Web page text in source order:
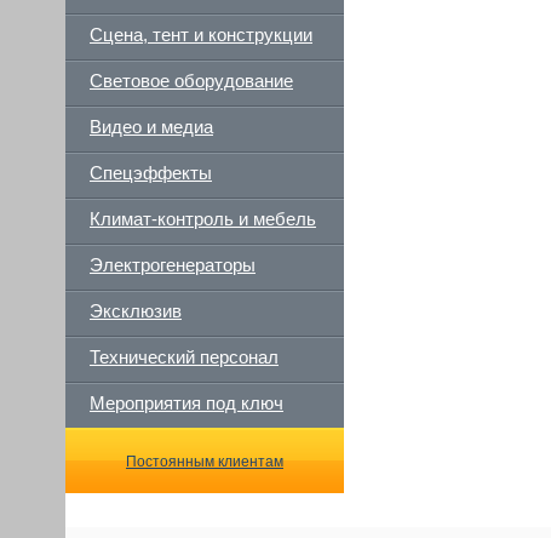
Сцена, тент и конструкции
Световое оборудование
Видео и медиа
Спецэффекты
Климат-контроль и мебель
Электрогенераторы
Эксклюзив
Технический персонал
Мероприятия под ключ
Постоянным клиентам